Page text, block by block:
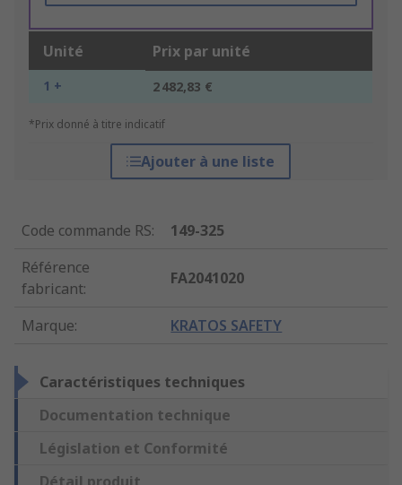
Unité Prix par unité
1 + 2 482,83 €
*Prix donné à titre indicatif
Ajouter à une liste
Code commande RS:
149-325
Référence
fabricant:
FA2041020
Marque: KRATOS SAFETY
Caractéristiques techniques
Documentation technique
Législation et Conformité